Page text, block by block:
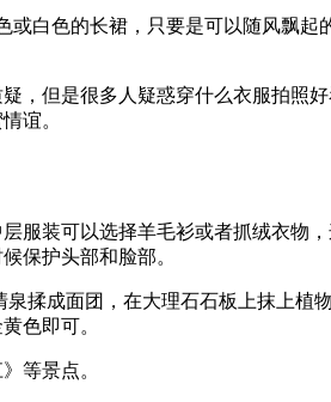
白色的长裙，只要是可以随风飘起
，但是很多人疑惑穿什么衣服拍照
谊。
服装可以选择羊毛衫或者抓绒衣物
保护头部和脸部。
揉成面团，在大理石石板上抹上植
色即可。
等景点。